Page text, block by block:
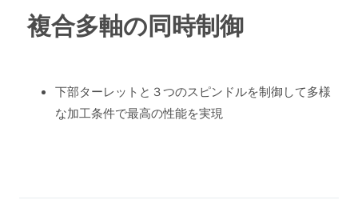
複合多軸の同時制御
下部ターレットと３つのスピンドルを制御して多様
な加工条件で最高の性能を実現